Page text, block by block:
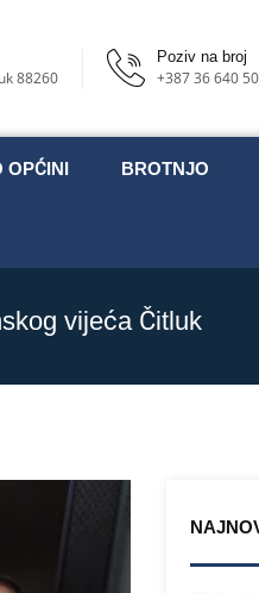
88260
Poziv na broj
+387 36 640
OPĆINI BROTNJO
vijeća Čitluk